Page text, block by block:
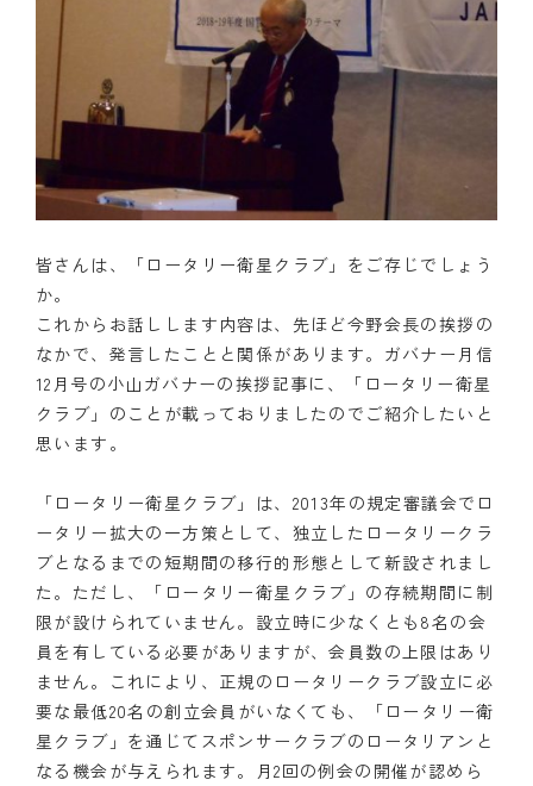
皆さんは、「ロータリー衛星クラブ」をご存じでしょう
か。
これからお話しします内容は、先ほど今野会長の挨拶の
なかで、発言したことと関係があります。ガバナー月信
12月号の小山ガバナーの挨拶記事に、「ロータリー衛星
クラブ」のことが載っておりましたのでご紹介したいと
思います。
「ロータリー衛星クラブ」は、2013年の規定審議会でロ
ータリー拡大の一方策として、独立したロータリークラ
ブとなるまでの短期間の移行的形態として新設されまし
た。ただし、「ロータリー衛星クラブ」の存続期間に制
限が設けられていません。設立時に少なくとも8名の会
員を有している必要がありますが、会員数の上限はあり
ません。これにより、正規のロータリークラブ設立に必
要な最低20名の創立会員がいなくても、「ロータリー衛
星クラブ」を通じてスポンサークラブのロータリアンと
なる機会が与えられます。月2回の例会の開催が認めら